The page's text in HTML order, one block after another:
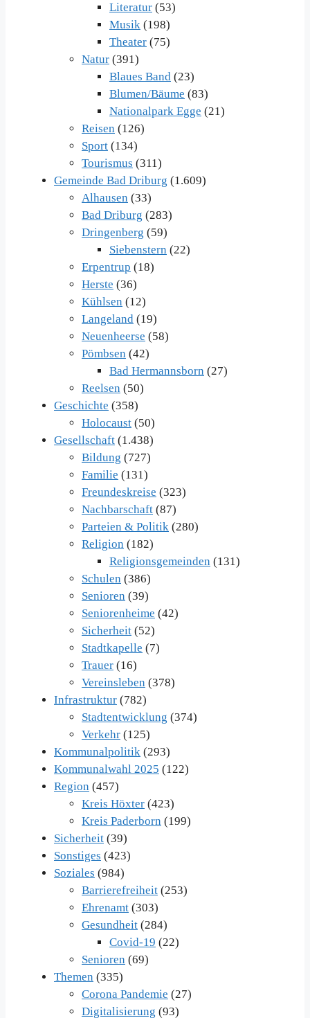
Literatur (53)
Musik (198)
Theater (75)
Natur (391)
Blaues Band (23)
Blumen/Bäume (83)
Nationalpark Egge (21)
Reisen (126)
Sport (134)
Tourismus (311)
Gemeinde Bad Driburg (1.609)
Alhausen (33)
Bad Driburg (283)
Dringenberg (59)
Siebenstern (22)
Erpentrup (18)
Herste (36)
Kühlsen (12)
Langeland (19)
Neuenheerse (58)
Pömbsen (42)
Bad Hermannsborn (27)
Reelsen (50)
Geschichte (358)
Holocaust (50)
Gesellschaft (1.438)
Bildung (727)
Familie (131)
Freundeskreise (323)
Nachbarschaft (87)
Parteien & Politik (280)
Religion (182)
Religionsgemeinden (131)
Schulen (386)
Senioren (39)
Seniorenheime (42)
Sicherheit (52)
Stadtkapelle (7)
Trauer (16)
Vereinsleben (378)
Infrastruktur (782)
Stadtentwicklung (374)
Verkehr (125)
Kommunalpolitik (293)
Kommunalwahl 2025 (122)
Region (457)
Kreis Höxter (423)
Kreis Paderborn (199)
Sicherheit (39)
Sonstiges (423)
Soziales (984)
Barrierefreiheit (253)
Ehrenamt (303)
Gesundheit (284)
Covid-19 (22)
Senioren (69)
Themen (335)
Corona Pandemie (27)
Digitalisierung (93)